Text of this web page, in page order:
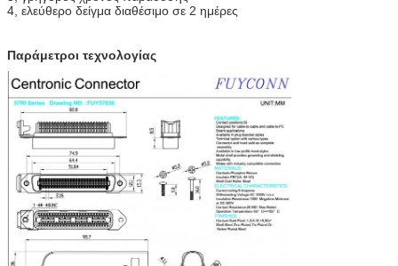
4, ελεύθερο δείγμα διαθέσιμο σε 2 ημέρες
Παράμετροι τεχνολογίας